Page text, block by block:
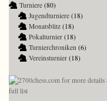
Turniere (80)
Jugendturniere (18)
Monatsblitz (18)
Pokalturnier (18)
Turnierchroniken (6)
Vereinsturnier (18)